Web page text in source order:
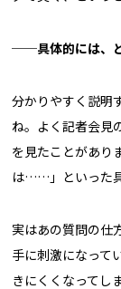
──具体的には、
分かりやすく説明
ね。よく記者会見
を見たことがあり
は……」といった
実はあの質問の仕
手に刺激になって
きにくくなってし